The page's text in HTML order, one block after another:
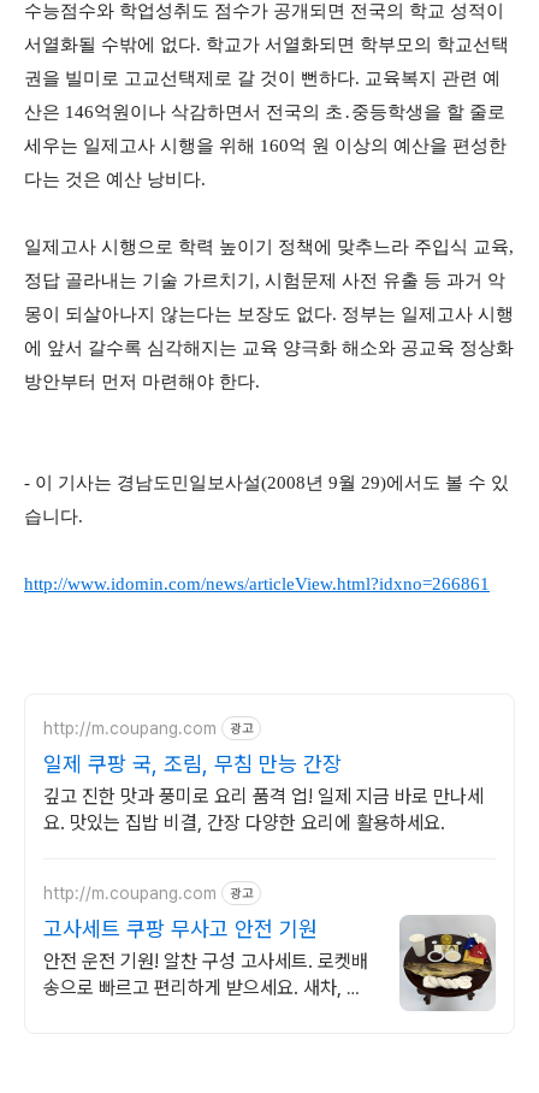
수능점수와 학업성취도 점수가 공개되면 전국의 학교 성적이
서열화될 수밖에 없다. 학교가 서열화되면 학부모의 학교선택
권을 빌미로 고교선택제로 갈 것이 뻔하다. 교육복지 관련 예
산은 146억원이나 삭감하면서 전국의 초․중등학생을 할 줄로
세우는 일제고사 시행을 위해 160억 원 이상의 예산을 편성한
다는 것은 예산 낭비다.
일제고사 시행으로 학력 높이기 정책에 맞추느라 주입식 교육,
정답 골라내는 기술 가르치기, 시험문제 사전 유출 등 과거 악
몽이 되살아나지 않는다는 보장도 없다. 정부는 일제고사 시행
에 앞서 갈수록 심각해지는 교육 양극화 해소와 공교육 정상화
방안부터 먼저 마련해야 한다.
- 이 기사는 경남도민일보사설(2008년 9월 29)에서도 볼 수 있
습니다.
http://www.idomin.com/news/articleView.html?idxno=266861
http://m.coupang.com 광고
일제 쿠팡 국, 조림, 무침 만능 간장
깊고 진한 맛과 풍미로 요리 품격 업! 일제 지금 바로 만나세
요. 맛있는 집밥 비결, 간장 다양한 요리에 활용하세요.
http://m.coupang.com 광고
고사세트 쿠팡 무사고 안전 기원
안전 운전 기원! 알찬 구성 고사세트. 로켓배
송으로 빠르고 편리하게 받으세요. 새차, 이